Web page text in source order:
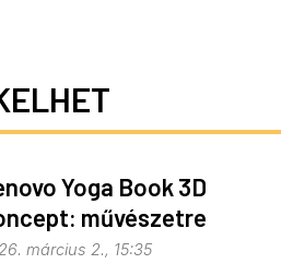
Yoga Book 3D
művészetre
március 2., 15:35